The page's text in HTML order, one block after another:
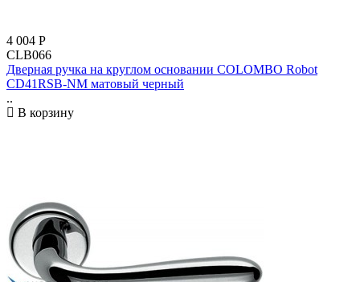
4 004 Р
CLB066
Дверная ручка на круглом основании COLOMBO Robot
CD41RSB-NM матовый черный
..
В корзину